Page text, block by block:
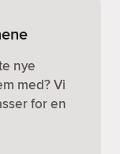
nye
med? Vi
for en